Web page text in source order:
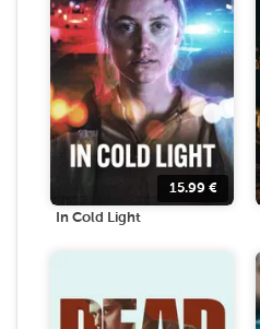
15.99 €
In Cold Light